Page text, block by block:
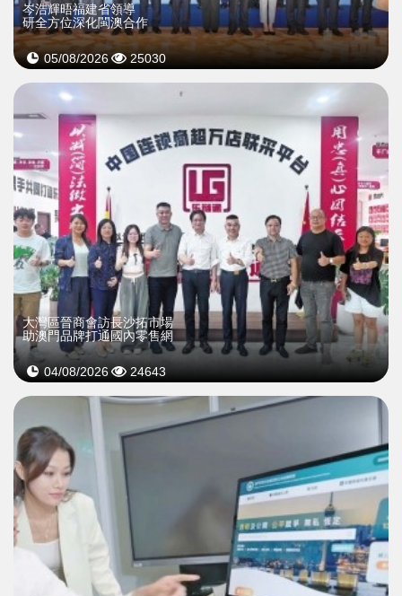
岑浩輝晤福建省領導
研全方位深化閩澳合作
05/08/2026 25030
大灣區晉商會訪長沙拓市場
助澳門品牌打通國內零售網
04/08/2026 24643